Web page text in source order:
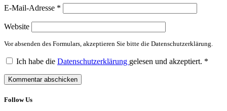
E-Mail-Adresse *
Website
Vor absenden des Formulars, akzeptieren Sie bitte die Datenschutzerklärung.
Ich habe die Datenschutzerklärung gelesen und akzeptiert. *
Follow Us